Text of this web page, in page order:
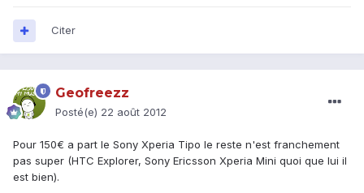
Citer
Geofreezz
Posté(e) 22 août 2012
Pour 150€ a part le Sony Xperia Tipo le reste n'est franchement
pas super (HTC Explorer, Sony Ericsson Xperia Mini quoi que lui il
est bien).